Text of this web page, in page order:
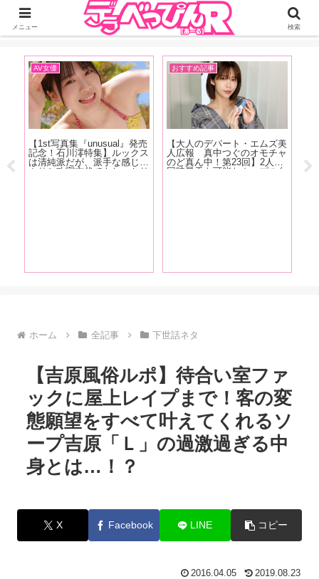
ジーオーティーが運営するちょっとHなニュースサイ。サイト内のリンクには
DMMアフィリエイトが含まれているものがあります
ビ
AV女優
【1st写真集『unusual』発売
記念！石川澪特集】ルックス
は清純派だが、派手な感じっ
ぷりと攻守交代でもしっかり
おすすめ記事
【大人のデパート・エムズ美
人広報 真中つぐのオモチャ
のど真ん中！第23回】2人で
同時昇天も可能なカップル向
ん
六
ホーム 全記事 下世話ネタ
【吉原風俗ルポ】待合い室ファ
ックに屋上レイプまで！客の変
態願望をすべて叶えてくれるソ
ープ吉原「Ｌ」の過激過ぎる中
身とは…！？
X Facebook LINE コピー
2016.04.05 2019.08.23
メニュー 検索